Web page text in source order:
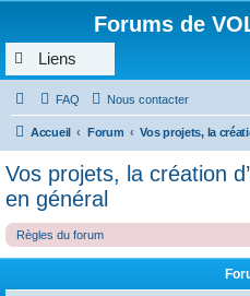
Forums de
Liens
FAQ Nous contacter
Accueil Forum
Vos projets, la création
en général
Règles du forum